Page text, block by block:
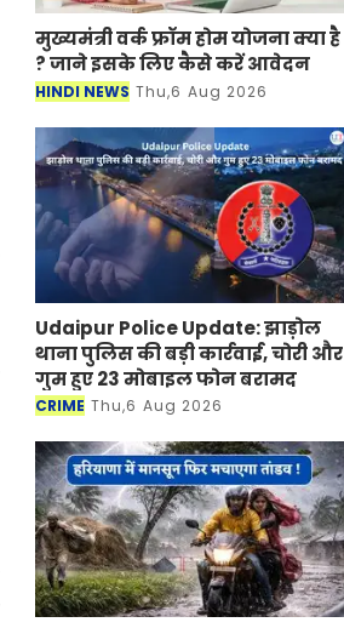
मुख्यमंत्री वर्क फ्रॉम होम योजना क्या है
? जाने इसके लिए कैसे करें आवेदन
HINDI NEWS Thu,6 Aug 2026
Udaipur Police Update: झाड़ोल
थाना पुलिस की बड़ी कार्रवाई, चोरी और
गुम हुए 23 मोबाइल फोन बरामद
CRIME Thu,6 Aug 2026